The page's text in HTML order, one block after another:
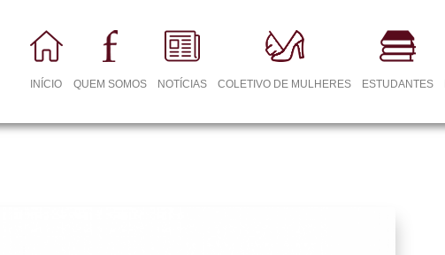
INÍCIO QUEM SOMOS NOTÍCIAS COLETIVO DE MULHERES ESTUDANTES